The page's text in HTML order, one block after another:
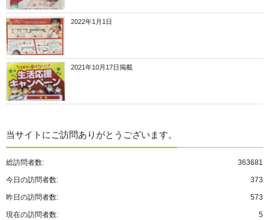
2022年1月1日
2021年10月17日掲載
当サイトにご訪問ありがとうございます。
363681
総訪問者数:
373
今日の訪問者数:
573
昨日の訪問者数:
5
現在の訪問者数: